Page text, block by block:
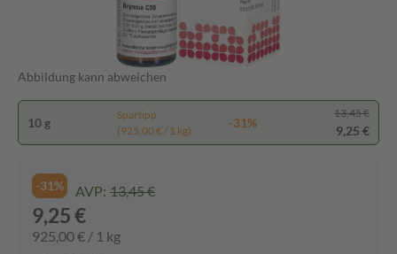
Abbildung kann abweichen
10 g
Spartipp
(925,00 € / 1 kg)
-31%
13,45 €
9,25 €
-31% AVP: 13,45 €
9,25 €
925,00 € / 1 kg